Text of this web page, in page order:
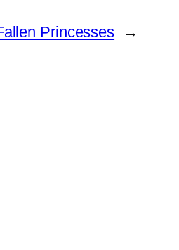
Princesses →